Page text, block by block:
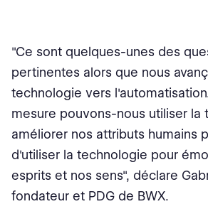
"Ce sont quelques-unes des
pertinentes alors que nous
technologie vers
mesure pouvons-nous utiliser la
améliorer nos attributs humains
d'utiliser la technologie pour
esprits et nos sens", déclare
fondateur et PDG de BWX.